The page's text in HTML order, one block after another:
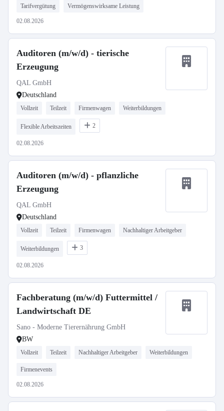
Tarifvergütung Vermögenswirksame Leistung
02.08.2026
Auditoren (m/w/d) - tierische
Erzeugung
QAL GmbH
Deutschland
Vollzeit Teilzeit Firmenwagen Weiterbildungen
Flexible Arbeitszeiten 2
02.08.2026
Auditoren (m/w/d) - pflanzliche
Erzeugung
QAL GmbH
Deutschland
Vollzeit Teilzeit Firmenwagen Nachhaltiger Arbeitgeber
Weiterbildungen 3
02.08.2026
Fachberatung (m/w/d) Futtermittel /
Landwirtschaft DE
Sano - Moderne Tierernährung GmbH
BW
Vollzeit Teilzeit Nachhaltiger Arbeitgeber Weiterbildungen
Firmenevents
02.08.2026